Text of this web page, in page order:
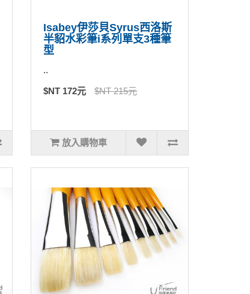
Isabey伊莎貝Syrus西洛斯
半貂水彩筆i系列單支3種筆
型
..
$NT 172元 $NT 215元
放入購物車